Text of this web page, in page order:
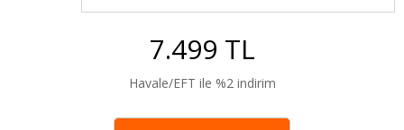
7.499 TL
Havale/EFT ile %2 indirim